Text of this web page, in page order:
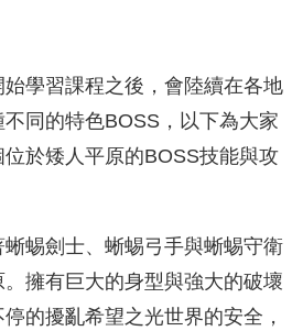
學習課程之後，會陸續在各地
同的特色BOSS，以下為大家
於矮人平原的BOSS技能與攻
蜥蜴劍士、蜥蜴弓手與蜥蜴守衛
擁有巨大的身型與強大的破壞
的擾亂希望之光世界的安全，